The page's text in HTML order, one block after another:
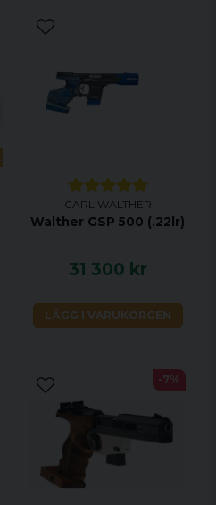
CARL WALTHER
Walther GSP 500 (.22lr)
31 300 kr
LÄGG I VARUKORGEN
-7%